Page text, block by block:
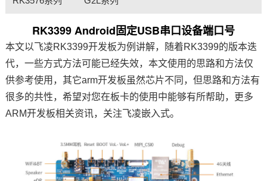
天猫商城
淘宝商城
新闻中心
RK3399 Android固定USB串口设备端口号
本文以飞凌RK3399开发板为例讲解，随着RK3399的版本迭
代，一些方式方法可能已经失效，本文使用的思路和方法仅
供参考使用 ，其它arm开发板虽然芯片不同，但思路和方法有
很多的共性，希望对您在板卡的使用中能够有所帮助，更多
ARM开发板相关资讯，关注飞凌嵌入式。